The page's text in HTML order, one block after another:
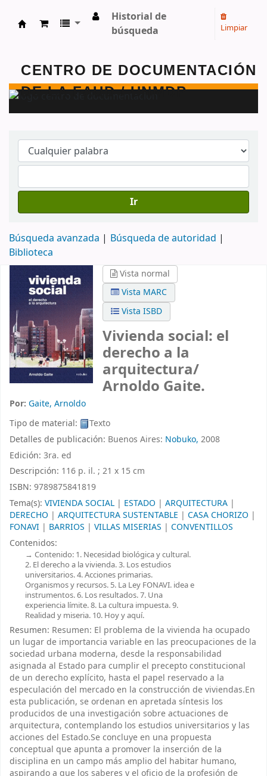
Centro de Documentación - FAUD - Unmdp -
Historial de
búsqueda
Limpiar
Ir
Búsqueda avanzada
Búsqueda de autoridad
Biblioteca
Vista normal
Vista MARC
Vista ISBD
Vivienda social: el
derecho a la
arquitectura/
Arnoldo Gaite.
Por: Gaite, Arnoldo
Tipo de material:
Texto
Detalles de publicación: Buenos Aires: Nobuko, 2008
Edición: 3ra. ed
Descripción: 116 p. il. ; 21 x 15 cm
ISBN: 9789875841819
Tema(s): VIVIENDA SOCIAL | ESTADO | ARQUITECTURA |
DERECHO | ARQUITECTURA SUSTENTABLE | CASA CHORIZO |
FONAVI | BARRIOS | VILLAS MISERIAS | CONVENTILLOS
Contenidos:
Contenido: 1. Necesidad biológica y cultural.
2. El derecho a la vivienda. 3. Los estudios
universitarios. 4. Acciones primarias.
Organismos y recursos. 5. La Ley FONAVI. idea e
instrumentos. 6. Los resultados. 7. Una
experiencia límite. 8. La cultura impuesta. 9.
Realidad y miseria. 10. Hoy y aquí.
Resumen: Resumen: El problema de la vivienda ha ocupado
un lugar de importancia variable en las preocupaciones de la
sociedad urbana moderna, desde la responsabilidad
asignada al Estado para cumplir el precepto constitucional
de un derecho explícito, hasta el papel reservado a la
especulación del mercado en la construcción de viviendas.En
esta publicación, se ordenan en apretada síntesis los
producidos de una investigación sobre actuaciones de
arquitectura, contemplando los estudios universitarios y las
acciones del Estado.Se concluye en una propuesta
conceptual que apunta a promover la inserción de la
disciplina en un campo más amplio del habitar humano,
aspirando a que los saberes y el oficio de la profesión de